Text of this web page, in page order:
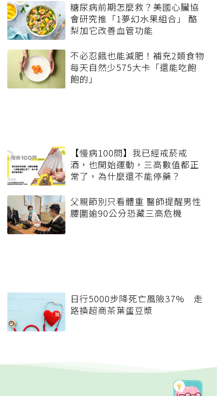
糖尿病前期怎麼救？美國心臟協
會研究推「1夢幻水果組合」 酪
梨加它改善血管功能
不必忍餓也能減肥！補充2類食物
每天自然少575大卡「還能吃飽
飽的」
【慢病100問】我已經戒菸戒
酒，也開始運動，三高數值都正
常了，為什麼還不能停藥？
父親節別只看體重 醫師提醒男性
腰圍逾90公分恐藏三高危機
日行5000步降死亡風險37% 走
路換超商茶葉蛋豆漿